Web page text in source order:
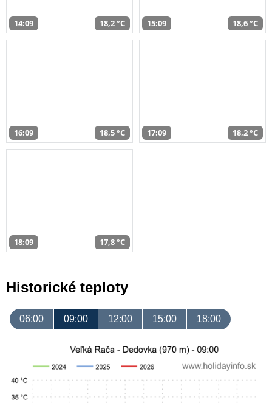
14:09 18,2 °C 15:09 18,6 °C
16:09 18,5 °C 17:09 18,2 °C
18:09 17,8 °C
Historické teploty
06:00 09:00 12:00 15:00 18:00